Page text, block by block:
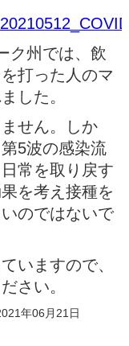
ク州では、飲
打った人のマ
した。
せん。しか
5波の感染流
常を取り戻す
を考え接種を
のではないで
いますので、
さい。
年06月21日